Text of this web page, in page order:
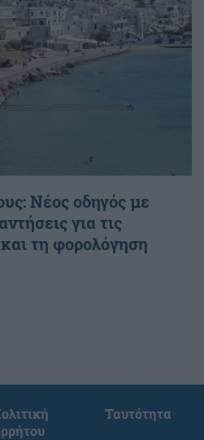
Νέος οδηγός με
για τις
τη φορολόγηση
Ταυτότητα